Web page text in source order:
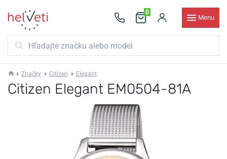
0
Menu
Značky Citizen Elegant
Citizen Elegant EM0504-81A